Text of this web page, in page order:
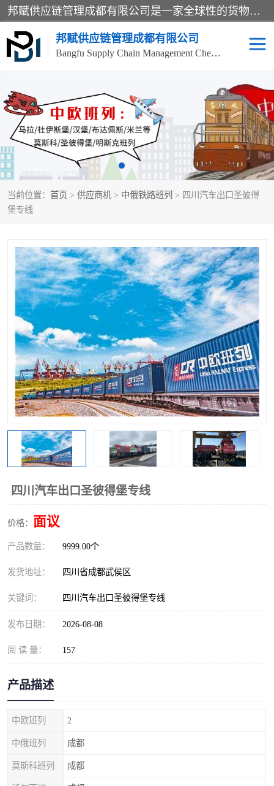
邦赋供应链管理成都有限公司是一家全球性的货物运输代理公司，主要从事：波兰中欧班列、德国中欧班列、出口莫斯科班列、中欧班列进口、蓉欧铁路、成都出口空运等业务，同时亦提供报关、报检、仓储、码头操作等服务。
邦赋供应链管理成都有限公司
Bangfu Supply Chain Management Chengdu Co.,LTD
当前位置： 首页 > 供应商机 > 中俄铁路班列 > 四川汽车出口圣彼得
堡专线
四川汽车出口圣彼得堡专线
价格： 面议
产品数量： 9999.00个
发货地址： 四川省成都武侯区
关键词： 四川汽车出口圣彼得堡专线
发布日期： 2026-08-08
阅 读 量： 157
产品描述
中欧班列 2
中俄班列 成都
莫斯科班列 成都
进出口门到门 成都中欧班列
国际汽运 国际空运
食品进口物流清关 南美海运
化妆品进口清关物流 国际海运
中俄铁路班列 中欧班列进口红酒啤酒
蓉欧班列进口机械设备 马来西亚物流
东南亚铁路 铁路出口拼箱/整柜
中俄班列莫斯科